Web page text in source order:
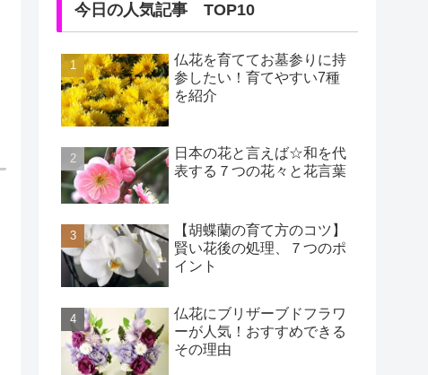
今日の人気記事 TOP10
仏花を育ててお墓参りに持
参したい！育てやすい7種
を紹介
日本の花と言えば☆和を代
表する７つの花々と花言葉
【胡蝶蘭の育て方のコツ】
賢い花後の処理、７つのポ
イント
仏花にブリザーブドフラワ
ーが人気！おすすめできる
その理由